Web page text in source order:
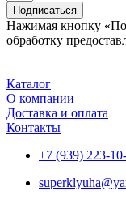
Подписаться
Нажимая кнопку
обработку
Каталог
О компании
Доставка и оплата
Контакты
+7 (939) 223-